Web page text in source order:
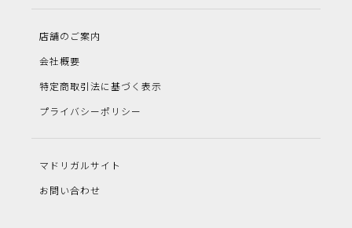
店舗のご案内
会社概要
特定商取引法に基づく表示
プライバシーポリシー
マドリガルサイト
お問い合わせ